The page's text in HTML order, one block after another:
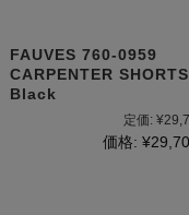
FAUVES 760-0959
CARPENTER SHORTS
Black
定価:
価格: